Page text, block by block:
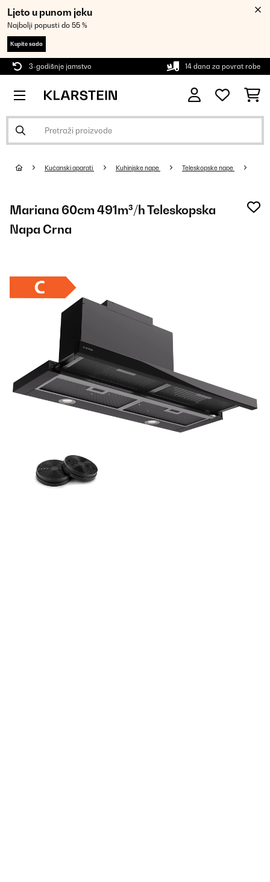
Ljeto u punom jeku
Najbolji popusti do 55 %
Kupite sada
3-godišnje jamstvo 14 dana za povrat robe
Kućanski aparati Kuhinjske nape Teleskopske nape
Mariana 60cm 491m³/h Teleskopska
Napa Crna